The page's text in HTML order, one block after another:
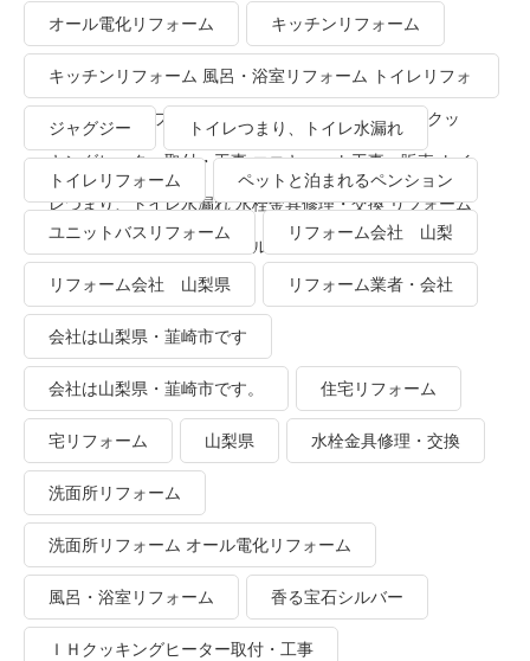
り、トイレ水漏れ
オール電化リフォーム キッチンリフォーム
キッチンリフォーム 風呂・浴室リフォーム トイレリフォ
ーム 洗面所リフォーム オール電化リフォーム ＩＨクッ
キングヒーター取付・工事 エコキュート工事・販売 トイ
レつまり、トイレ水漏れ 水栓金具修理・交換 リフォーム
業者・会社 ＴＯＴＯリモデルクラブ
ジャグジー トイレつまり、トイレ水漏れ
トイレリフォーム ペットと泊まれるペンション
ユニットバスリフォーム リフォーム会社 山梨
リフォーム会社 山梨県 リフォーム業者・会社
会社は山梨県・韮崎市です
会社は山梨県・韮崎市です。 住宅リフォーム
宅リフォーム 山梨県 水栓金具修理・交換
洗面所リフォーム
洗面所リフォーム オール電化リフォーム
風呂・浴室リフォーム 香る宝石シルバー
ＩＨクッキングヒーター取付・工事